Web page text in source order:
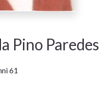
Pino Paredes
61